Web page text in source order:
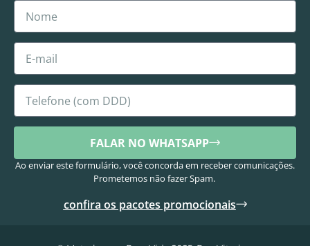
FALAR NO WHATSAPP
Ao enviar este formulário, você concorda em receber comunicações.
Prometemos não fazer Spam.
confira os pacotes promocionais